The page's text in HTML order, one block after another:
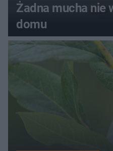
Żadna mucha nie
domu